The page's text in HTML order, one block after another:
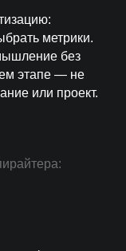
метрики.
без
этапе — не
или проект.